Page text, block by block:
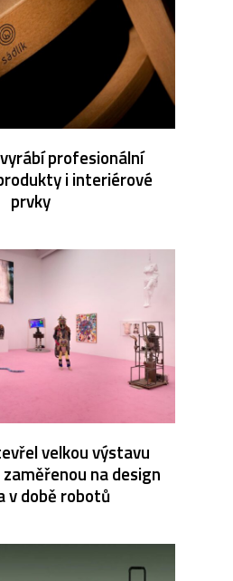
profesionální
i interiérové
prvky
velkou výstavu
na design
v době robotů